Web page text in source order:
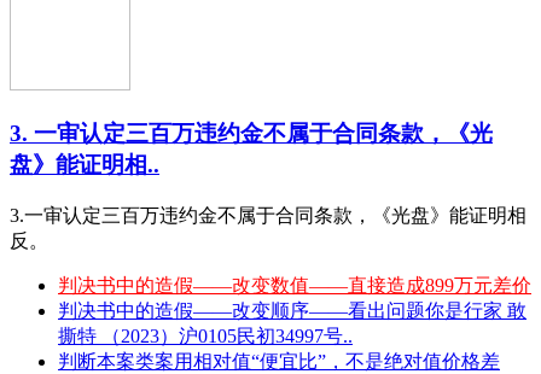
3. 一审认定三百万违约金不属于合同条款，《光
盘》能证明相..
3.一审认定三百万违约金不属于合同条款，《光盘》能证明相
反。
判决书中的造假——改变数值——直接造成899万元差价
判决书中的造假——改变顺序——看出问题你是行家 敢
撕特 （2023）沪0105民初34997号..
判断本案类案用相对值“便宜比”，不是绝对值价格差